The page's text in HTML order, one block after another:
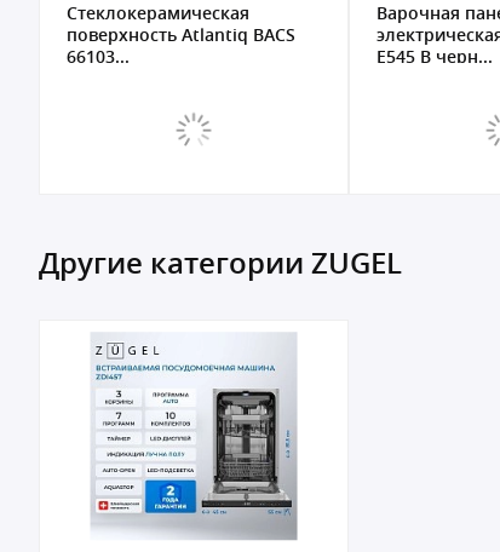
Стеклокерамическая
поверхность Atlantiq BACS
66103...
Варочная
E545 B черн...
Другие категории ZUGEL